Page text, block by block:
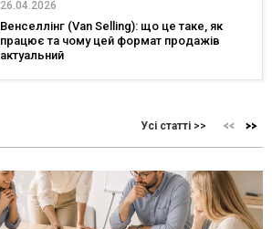
26.04.2026
Венселлінг (Van Selling): що це таке, як
працює та чому цей формат продажів
актуальний
Усі статті >>